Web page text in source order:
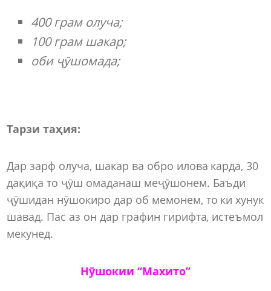
400 грам олуча;
100 грам шакар;
оби ҷӯшомада;
Тарзи таҳия:
Дар зарф олуча, шакар ва обро илова карда, 30
дақиқа то ҷӯш омаданаш меҷӯшонем. Баъди
ҷӯшидан нӯшокиро дар об мемонем, то ки хунук
шавад. Пас аз он дар графин гирифта, истеъмол
мекунед.
Нӯшокии “Махито”